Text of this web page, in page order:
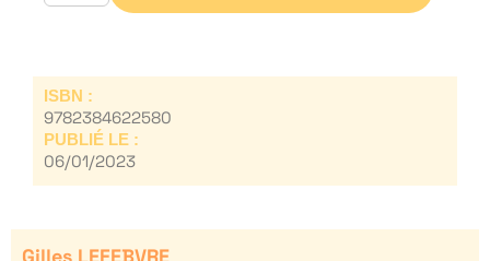
ISBN :
9782384622580
PUBLIÉ LE :
06/01/2023